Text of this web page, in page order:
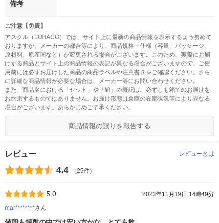
備考
ご注意【免責】
アスクル（LOHACO）では、サイト上に最新の商品情報を表示するよう努めて
おりますが、メーカーの都合等により、商品規格・仕様（容量、パッケージ、
原材料、原産国など）が変更される場合がございます。このため、実際にお届
けする商品とサイト上の商品情報の表記が異なる場合がございますので、ご使
用前には必ずお届けした商品の商品ラベルや注意書きをご確認ください。さら
に詳細な商品情報が必要な場合は、メーカー等にお問い合わせください。
また、商品名における「セット」や「箱」の表記は、必ずしも箱でのお届けを
お約束するものではありません。お届け形態は倉庫の在庫状況等により異なる
場合がございます。あらかじめご了承ください。
商品情報の誤りを報告する
レビュー レビューとは
4.4 （25件）
5.0
2023年11月19日 14時49分
mar********さん